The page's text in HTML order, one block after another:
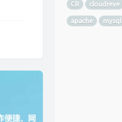
CR
cloudreve
apache
mysql